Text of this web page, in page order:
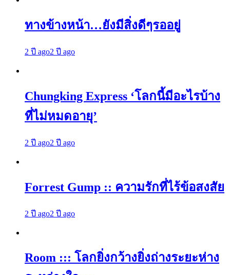
ทางข้างหน้า…ยังมีสิ่งดีๆรออยู่
2 ปี ago2 ปี ago
Chungking Express ‘โลกนี้มีอะไรบ้าง
ที่ไม่หมดอายุ’
2 ปี ago2 ปี ago
Forrest Gump :: ความรักที่ไร้ข้อสงสัย
2 ปี ago2 ปี ago
Room ::: โลกยิ่งกว้างยิ่งถ่างระยะห่าง